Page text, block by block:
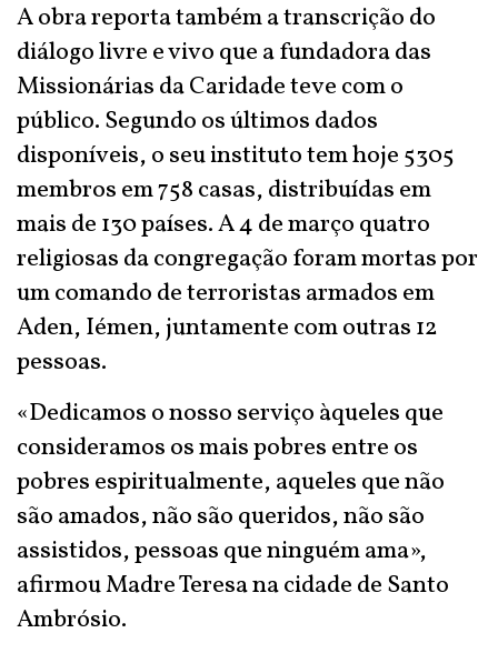
A obra reporta também a transcrição do
diálogo livre e vivo que a fundadora das
Missionárias da Caridade teve com o
público. Segundo os últimos dados
disponíveis, o seu instituto tem hoje 5305
membros em 758 casas, distribuídas em
mais de 130 países. A 4 de março quatro
religiosas da congregação foram mortas por
um comando de terroristas armados em
Aden, Iémen, juntamente com outras 12
pessoas.
«Dedicamos o nosso serviço àqueles que
consideramos os mais pobres entre os
pobres espiritualmente, aqueles que não
são amados, não são queridos, não são
assistidos, pessoas que ninguém ama»,
afirmou Madre Teresa na cidade de Santo
Ambrósio.